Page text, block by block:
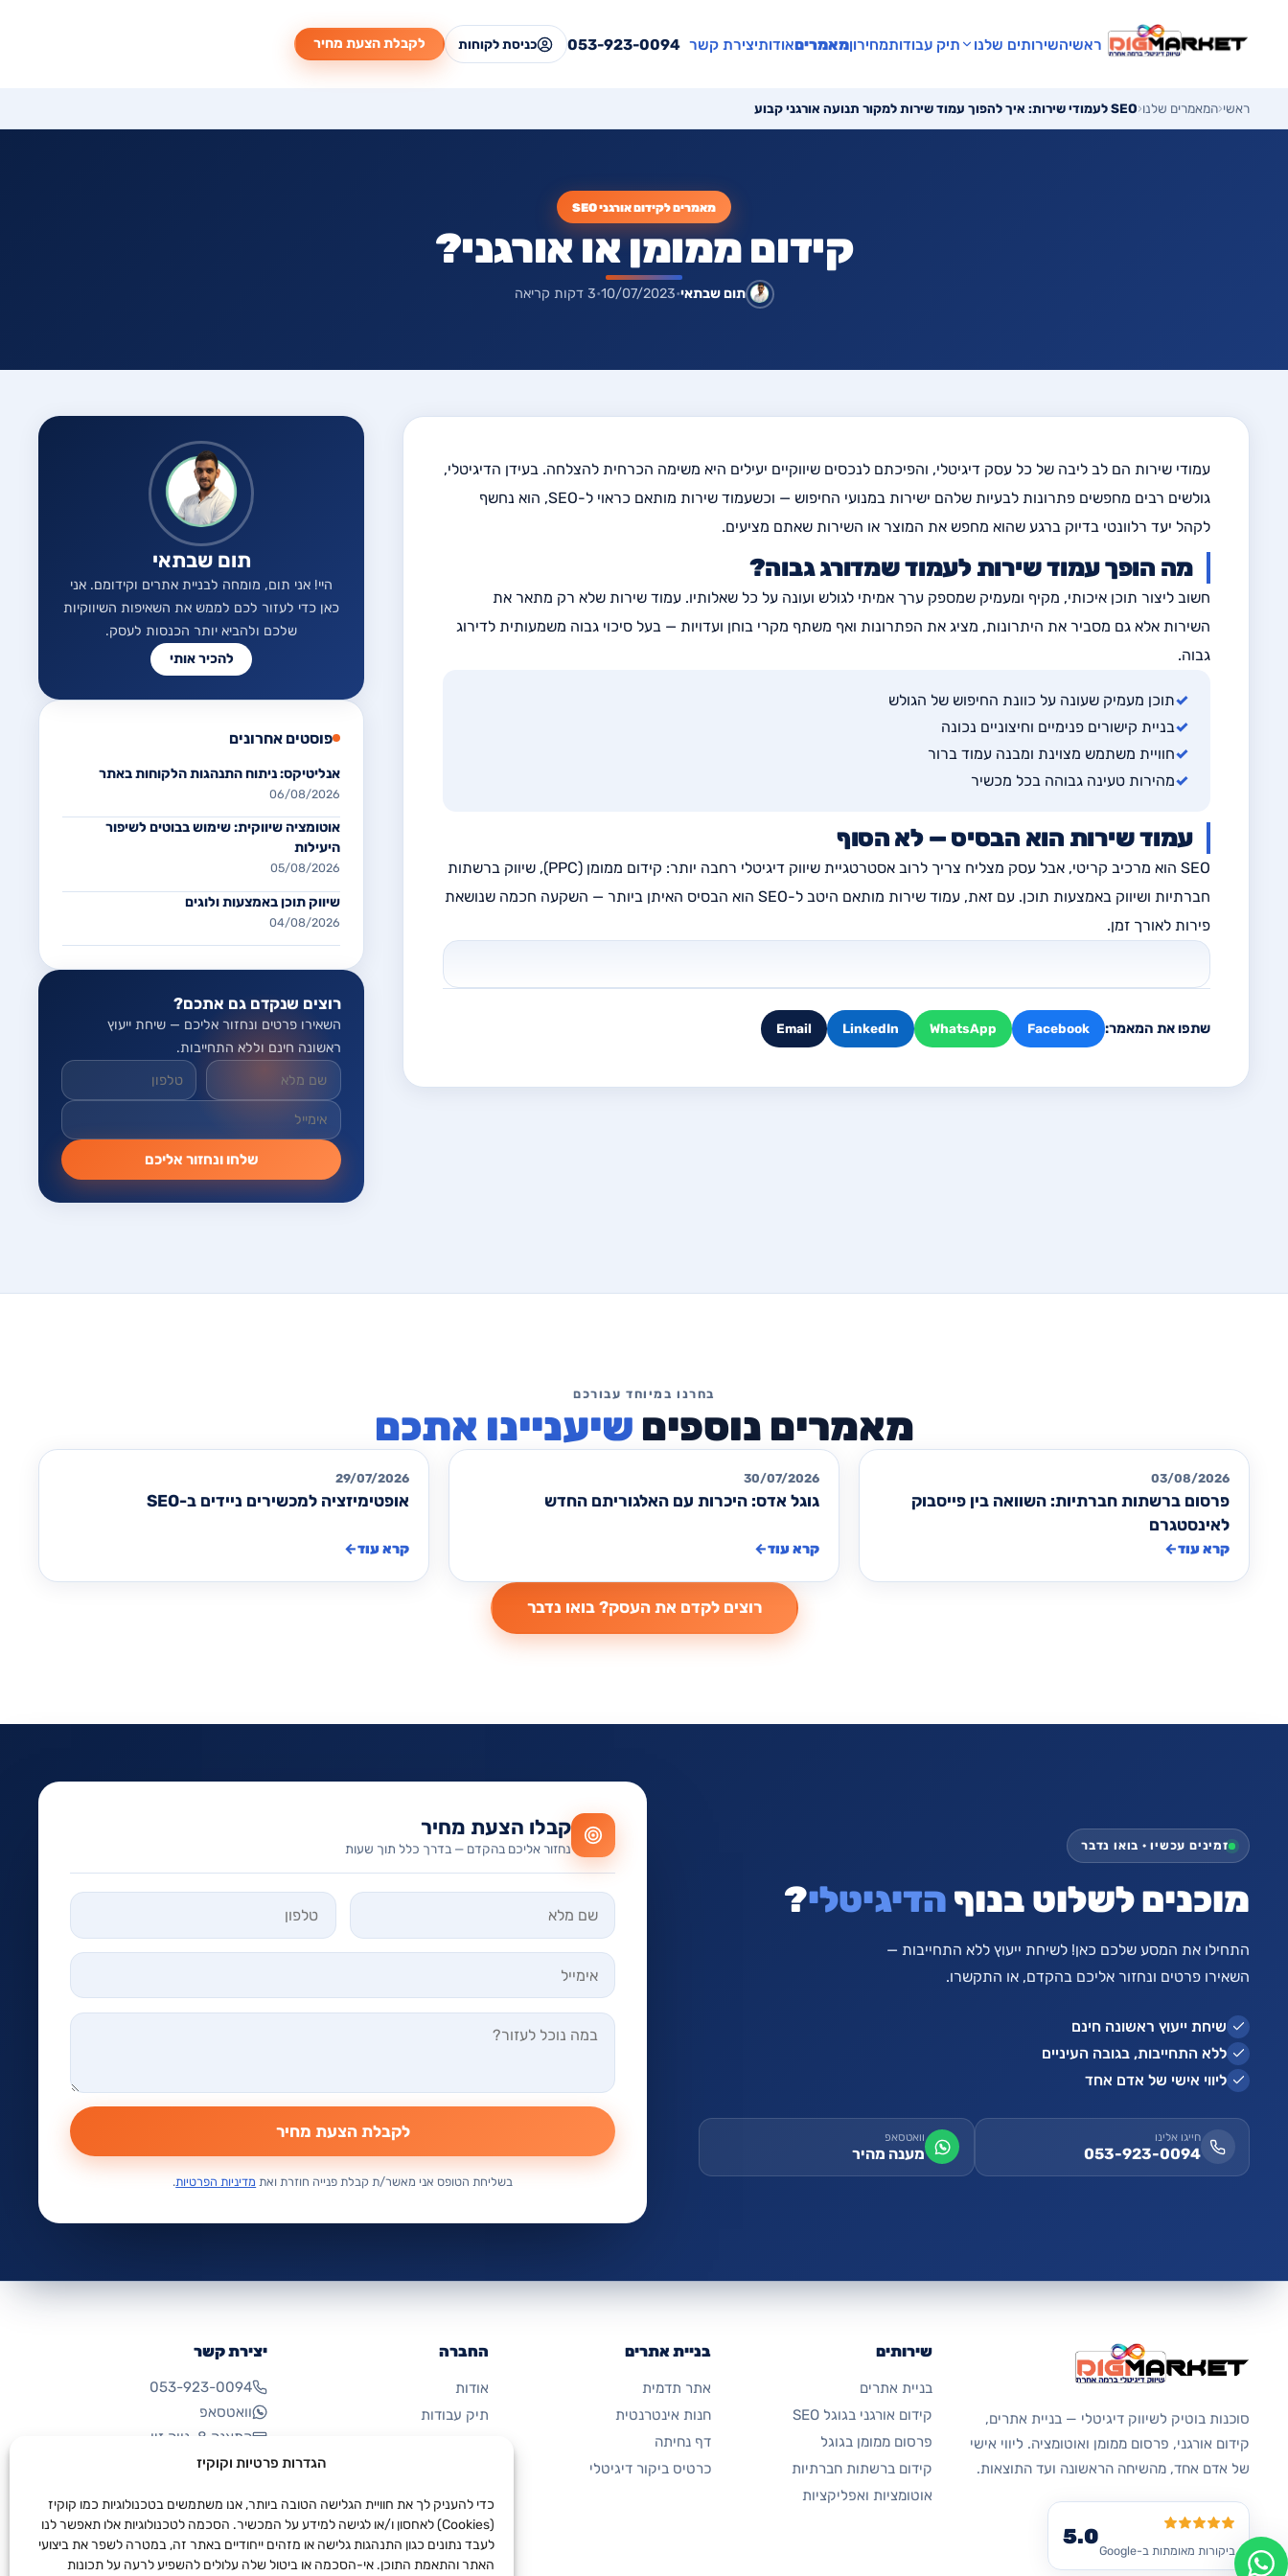
הגדרות פרטיות וקוקיז
כדי להעניק לך את חוויית הגלישה הטובה ביותר, אנו משתמשים בטכנולוגיות כמו קוקיז
(Cookies) לאחסון ו/או לגישה למידע על המכשיר. הסכמה לטכנולוגיות אלו תאפשר לנו
לעבד נתונים כגון התנהגות גלישה או מזהים ייחודיים באתר זה, במטרה לשפר את ביצועי
האתר והתאמת התוכן. אי-הסכמה או ביטול שלה עלולים להשפיע לרעה על תכונות
ראשיהשירותים שלנו תיק עבודותמחירוןמאמריםאודותיצירת קשר 053-923-0094 כניסת לקוחות לקבלת הצעת מחיר
ראשי‹המאמרים שלנו‹SEO לעמודי שירות: איך להפוך עמוד שירות למקור תנועה אורגני קבוע
מאמרים לקידום אורגני SEO
קידום ממומן או אורגני?
תום שבתאי•
10/07/2023
•3 דקות קריאה
עמודי שירות הם לב ליבה של כל עסק דיגיטלי, והפיכתם לנכסים שיווקיים יעילים היא משימה הכרחית להצלחה. בעידן הדיגיטלי,
גולשים רבים מחפשים פתרונות לבעיות שלהם ישירות במנועי החיפוש — וכשעמוד שירות מותאם כראוי ל-SEO, הוא נחשף
לקהל יעד רלוונטי בדיוק ברגע שהוא מחפש את המוצר או השירות שאתם מציעים.
מה הופך עמוד שירות לעמוד שמדורג גבוה?
חשוב ליצור תוכן איכותי, מקיף ומעמיק שמספק ערך אמיתי לגולש ועונה על כל שאלותיו. עמוד שירות שלא רק מתאר את
השירות אלא גם מסביר את היתרונות, מציג את הפתרונות ואף משתף מקרי בוחן ועדויות — בעל סיכוי גבוה משמעותית לדירוג
גבוה.
✓תוכן מעמיק שעונה על כוונת החיפוש של הגולש
✓בניית קישורים פנימיים וחיצוניים נכונה
✓חוויית משתמש מצוינת ומבנה עמוד ברור
✓מהירות טעינה גבוהה בכל מכשיר
עמוד שירות הוא הבסיס — לא הסוף
SEO הוא מרכיב קריטי, אבל עסק מצליח צריך לרוב אסטרטגיית שיווק דיגיטלי רחבה יותר: קידום ממומן (PPC), שיווק ברשתות
חברתיות ושיווק באמצעות תוכן. עם זאת, עמוד שירות מותאם היטב ל-SEO הוא הבסיס האיתן ביותר — השקעה חכמה שנושאת
פירות לאורך זמן.
שתפו את המאמר: Facebook
WhatsApp
LinkedIn
Email
תום שבתאי
היי! אני תום, מומחה לבניית אתרים וקידומם. אני
כאן כדי לעזור לכם לממש את השאיפות השיווקיות
שלכם ולהביא יותר הכנסות לעסק.
להכיר אותי
פוסטים אחרונים
אנליטיקס: ניתוח התנהגות הלקוחות באתר
06/08/2026
אוטומציה שיווקית: שימוש בבוטים לשיפור
היעילות
05/08/2026
שיווק תוכן באמצעות ולוגים
04/08/2026
רוצים שנקדם גם אתכם?
השאירו פרטים ונחזור אליכם — שיחת ייעוץ
ראשונה חינם וללא התחייבות.
שלחו ונחזור אליכם
אל תמלאו שדה זה
שיעניינו אתכם
מאמרים לקידום ממומן PPC
03/08/2026
פרסום ברשתות חברתיות: השוואה בין פייסבוק
לאינסטגרם
קרא עוד←
מאמרים לקידום ממומן PPC
30/07/2026
גוגל אדס: היכרות עם האלגוריתם החדש
קרא עוד←
מאמרים לקידום אורגני SEO
29/07/2026
אופטימיזציה למכשירים ניידים ב-SEO
קרא עוד←
זמינים עכשיו · בואו נדבר
מוכנים לשלוט בנוף הדיגיטלי?
התחילו את המסע שלכם כאן! לשיחת ייעוץ ללא התחייבות —
השאירו פרטים ונחזור אליכם בהקדם, או התקשרו.
שיחת ייעוץ ראשונה חינם
ללא התחייבות, בגובה העיניים
ליווי אישי של אדם אחד
חייגו אלינו
053-923-0094
וואטסאפ
מענה מהיר
קבלו הצעת מחיר
נחזור אליכם בהקדם — בדרך כלל תוך שעות
לקבלת הצעת מחיר
בשליחת הטופס אני מאשר/ת קבלת פנייה חוזרת ואת מדיניות הפרטיות.
אל תמלאו שדה זה
סוכנות בוטיק לשיווק דיגיטלי — בניית אתרים,
קידום אורגני, פרסום ממומן ואוטומציה. ליווי אישי
של אדם אחד, מהשיחה הראשונה ועד התוצאות.
ביקורות מאומתות ב-Google
5.0
שירותים
בניית אתרים
קידום אורגני בגוגל SEO
פרסום ממומן בגוגל
קידום ברשתות חברתיות
אוטומציות ואפליקציות
בניית אתרים
אתר תדמית
חנות אינטרנטית
דף נחיתה
כרטיס ביקור דיגיטלי
החברה
אודות
תיק עבודות
המאמרים שלנו
יצירת קשר
053-923-0094
וואטסאפ
התאנה 8, נווה זיו